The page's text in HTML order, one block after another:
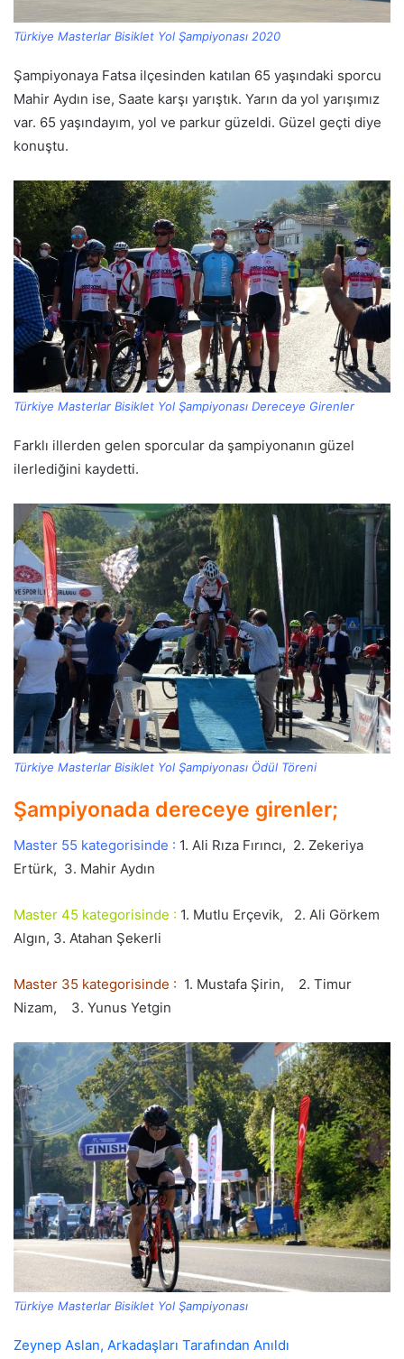
Türkiye Masterlar Bisiklet Yol Şampiyonası 2020
Şampiyonaya Fatsa ilçesinden katılan 65 yaşındaki sporcu
Mahir Aydın ise, Saate karşı yarıştık. Yarın da yol yarışımız
var. 65 yaşındayım, yol ve parkur güzeldi. Güzel geçti diye
konuştu.
Türkiye Masterlar Bisiklet Yol Şampiyonası Dereceye Girenler
Farklı illerden gelen sporcular da şampiyonanın güzel
ilerlediğini kaydetti.
Türkiye Masterlar Bisiklet Yol Şampiyonası Ödül Töreni
Şampiyonada dereceye girenler;
Master 55 kategorisinde : 1. Ali Rıza Fırıncı, 2. Zekeriya
Ertürk, 3. Mahir Aydın
Master 45 kategorisinde : 1. Mutlu Erçevik, 2. Ali Görkem
Algın, 3. Atahan Şekerli
Master 35 kategorisinde : 1. Mustafa Şirin, 2. Timur
Nizam, 3. Yunus Yetgin
Türkiye Masterlar Bisiklet Yol Şampiyonası
Zeynep Aslan, Arkadaşları Tarafından Anıldı